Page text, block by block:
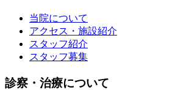
当院について
アクセス・施設紹介
スタッフ紹介
スタッフ募集
診察・治療について